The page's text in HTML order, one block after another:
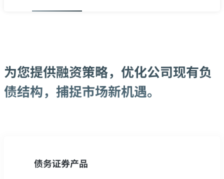
为您提供融资策略，优化公司现有负
债结构，捕捉市场新机遇。
债务证券产品